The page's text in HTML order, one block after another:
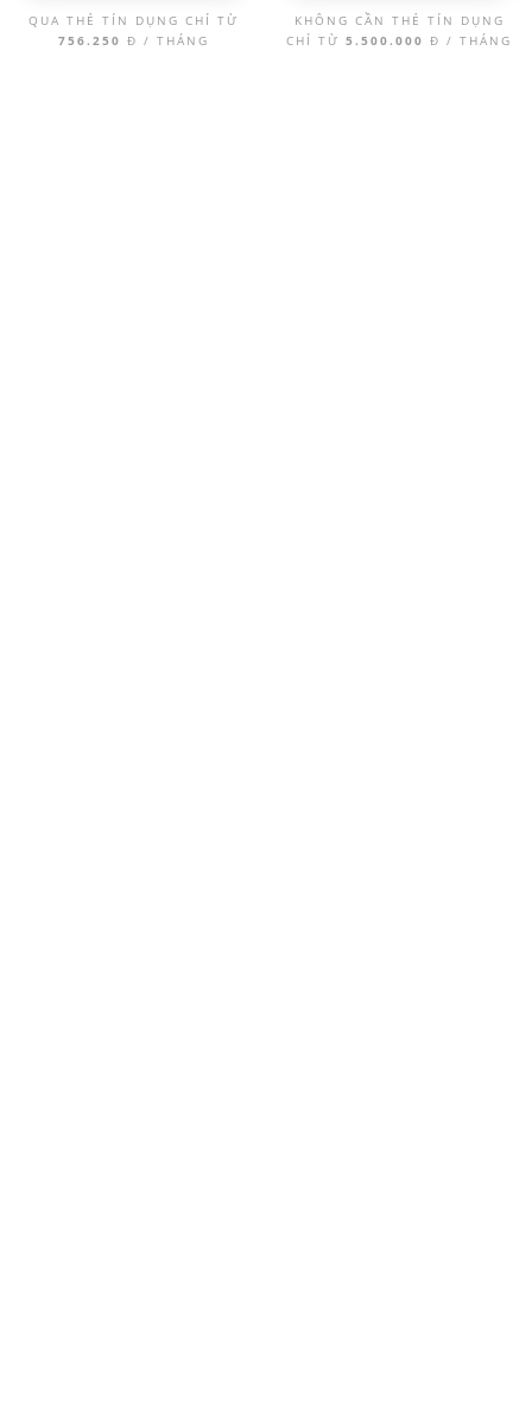
QUA THẺ TÍN DỤNG CHỈ TỪ
756.250 Đ / THÁNG
KHÔNG CẦN THẺ TÍN DỤNG
CHỈ TỪ 5.500.000 Đ / THÁNG